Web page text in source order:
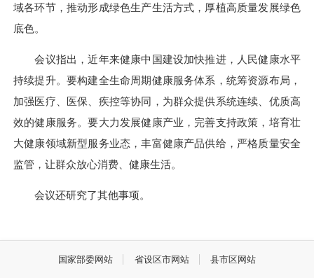
域各环节，推动形成绿色生产生活方式，厚植高质量发展绿色
底色。
会议指出，近年来健康中国建设加快推进，人民健康水平
持续提升。要构建全生命周期健康服务体系，统筹资源布局，
加强医疗、医保、疾控等协同，为群众提供系统连续、优质高
效的健康服务。要大力发展健康产业，完善支持政策，培育壮
大健康领域新型服务业态，丰富健康产品供给，严格质量安全
监管，让群众放心消费、健康生活。
会议还研究了其他事项。
国家部委网站 省设区市网站 县市区网站